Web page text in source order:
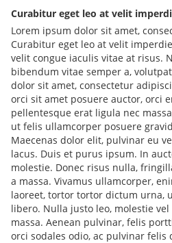
Curabitur eget leo at velit
Lorem ipsum dolor sit amet,
Curabitur eget leo at velit
velit congue iaculis vitae at risus.
bibendum vitae semper a,
dolor sit amet, consectetur
orci sit amet posuere auctor, orci
pellentesque erat ligula nec
ut felis ullamcorper posuere
Maecenas dolor elit, pulvinar eu
lacus. Duis et purus ipsum. In
molestie. Donec risus nulla,
a massa. Vivamus ullamcorper,
laoreet, tortor tortor dictum urna,
libero. Nulla justo leo, molestie
massa. Aenean pulvinar, felis
orci sodales odio, ac pulvinar felis